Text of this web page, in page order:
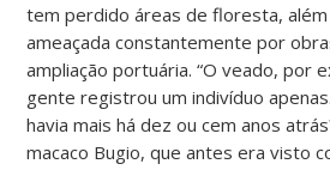
tem perdido áreas de floresta,
ameaçada constantemente por
ampliação portuária. “O veado, por
gente registrou um indivíduo
havia mais há dez ou cem anos
macaco Bugio, que antes era visto